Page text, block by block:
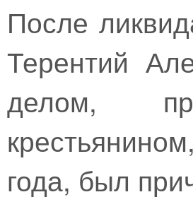
После
Терентий
делом,
года, был